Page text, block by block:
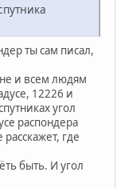
ты сам писал,
и всем людям
12226 и
угол
распондера
где
быть. И угол